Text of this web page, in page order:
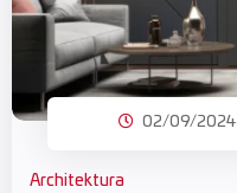
02/09/2024
Architektura